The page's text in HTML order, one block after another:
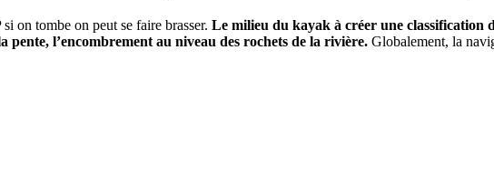
on tombe on peut se faire brasser. Le milieu du kayak à créer une classification
pente, l’encombrement au niveau des rochets de la rivière. Globalement, la